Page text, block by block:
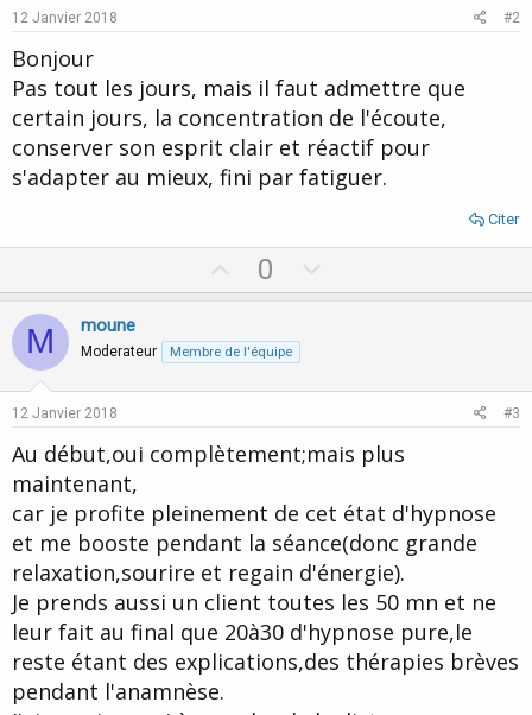
12 Janvier 2018 #2
Bonjour
Pas tout les jours, mais il faut admettre que
certain jours, la concentration de l'écoute,
conserver son esprit clair et réactif pour
s'adapter au mieux, fini par fatiguer.
Citer
p
o
t
0
o
v
e
M moune
Moderateur Membre de l'équipe
12 Janvier 2018 #3
Au début,oui complètement;mais plus
maintenant,
car je profite pleinement de cet état d'hypnose
et me booste pendant la séance(donc grande
relaxation,sourire et regain d'énergie).
Je prends aussi un client toutes les 50 mn et ne
leur fait au final que 20à30 d'hypnose pure,le
reste étant des explications,des thérapies brèves
pendant l'anamnèse.